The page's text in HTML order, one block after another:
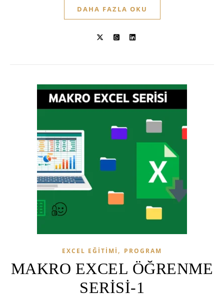
DAHA FAZLA OKU
EXCEL EĞİTİMİ , PROGRAM
MAKRO EXCEL ÖĞRENME
SERİSİ-1